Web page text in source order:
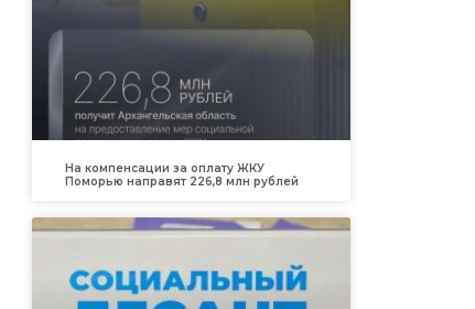
На компенсации за оплату ЖКУ
Поморью направят 226,8 млн рублей